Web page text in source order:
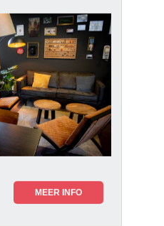
MEER INFO